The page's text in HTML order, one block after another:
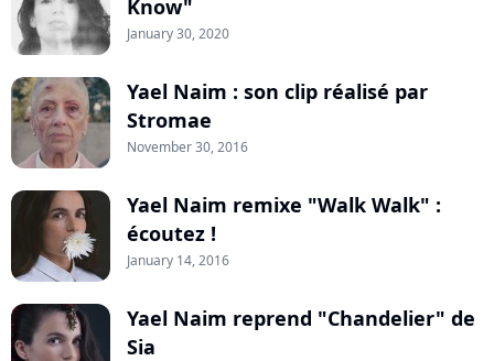
Know"
January 30, 2020
Yael Naim : son clip réalisé par
Stromae
November 30, 2016
Yael Naim remixe "Walk Walk" :
écoutez !
January 14, 2016
Yael Naim reprend "Chandelier" de
Sia